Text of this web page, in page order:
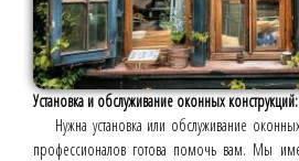
Установка и обслуживание оконных
Нужна установка или обслуживание
профессионалов готова помочь вам. Мы